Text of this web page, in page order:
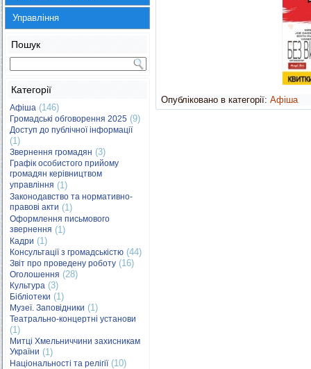
Управління
Пошук
Категорії
Афіша (146)
Громадські обговорення 2025 (9)
Доступ до публічної інформації
(1)
Звернення громадян (3)
Графік особистого прийому
громадян керівництвом
управління (1)
Законодавство та нормативно-
правові акти (1)
Оформлення письмового
звернення (1)
Кадри (1)
Консультації з громадськістю (44)
Звіт про проведену роботу (16)
Оголошення (28)
Культура (3)
Бібліотеки (1)
Музеї. Заповідники (1)
Театрально-концертні установи
(1)
Митці Хмельниччини захисникам
України (1)
Національності та релігії(10)
Опубліковано в категорії: Афіша